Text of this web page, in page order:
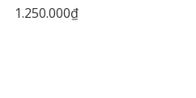
1.250.000₫